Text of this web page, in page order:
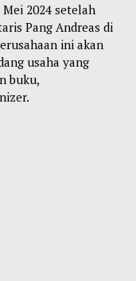
2024 setelah
Pang Andreas di
ini akan
usaha yang
buku,